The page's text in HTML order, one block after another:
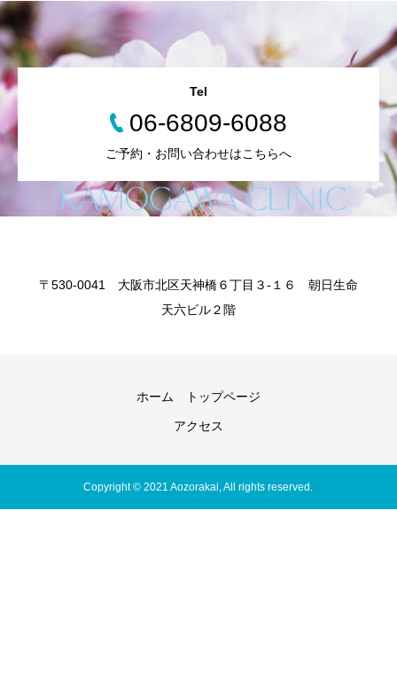
Tel
06-6809-6088
ご予約・お問い合わせはこちらへ
〒530-0041 大阪市北区天神橋６丁目３-１６ 朝日生命
天六ビル２階
ホーム トップページ
アクセス
Copyright © 2021 Aozorakai, All rights reserved.